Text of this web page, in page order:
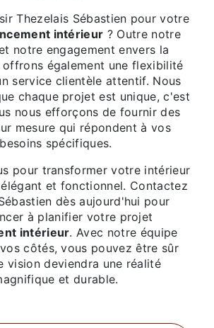
Thezelais Sébastien pour votre
intérieur ? Outre notre
notre engagement envers la
également une flexibilité
service clientèle attentif. Nous
chaque projet est unique, c'est
nous efforçons de fournir des
mesure qui répondent à vos
besoins spécifiques.
pour transformer votre intérieur
et fonctionnel. Contactez
dès aujourd'hui pour
à planifier votre projet
intérieur. Avec notre équipe
côtés, vous pouvez être sûr
vision deviendra une réalité
et durable.